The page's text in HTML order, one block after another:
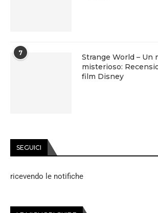
7
Strange World – Un
misterioso:
film Disney
SEGUICI
ricevendo le notifiche